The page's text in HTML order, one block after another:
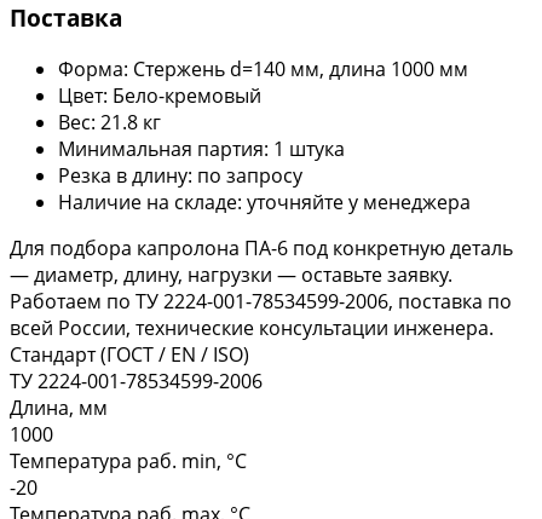
Поставка
Форма: Стержень d=140 мм, длина 1000 мм
Цвет: Бело-кремовый
Вес: 21.8 кг
Минимальная партия: 1 штука
Резка в длину: по запросу
Наличие на складе: уточняйте у менеджера
Для подбора капролона ПА-6 под конкретную деталь
— диаметр, длину, нагрузки — оставьте заявку.
Работаем по ТУ 2224-001-78534599-2006, поставка по
всей России, технические консультации инженера.
Стандарт (ГОСТ / EN / ISO)
ТУ 2224-001-78534599-2006
Длина, мм
1000
Температура раб. min, °C
-20
Температура раб. max, °C